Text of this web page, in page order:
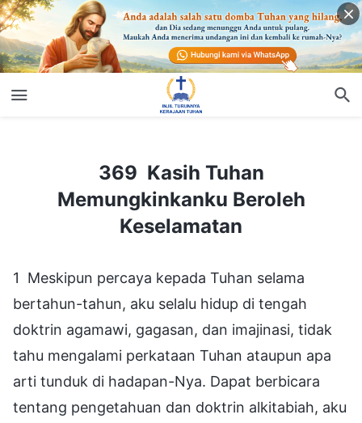
369 Kasih Tuhan
Memungkinkanku Beroleh
Keselamatan
1 Meskipun percaya kepada Tuhan selama
bertahun-tahun, aku selalu hidup di tengah
doktrin agamawi, gagasan, dan imajinasi, tidak
tahu mengalami perkataan Tuhan ataupun apa
arti tunduk di hadapan-Nya. Dapat berbicara
tentang pengetahuan dan doktrin alkitabiah, aku